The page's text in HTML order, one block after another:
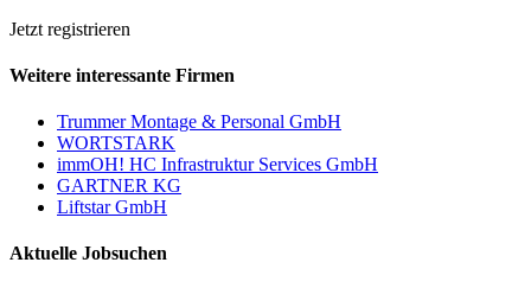
Jetzt registrieren
Weitere interessante Firmen
Trummer Montage & Personal GmbH
WORTSTARK
immOH! HC Infrastruktur Services GmbH
GARTNER KG
Liftstar GmbH
Aktuelle Jobsuchen